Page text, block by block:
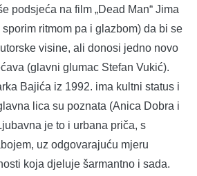
podsjeća na film „Dead Man“ Jima
ritmom pa i glazbom) da bi se
visine, ali donosi jedno novo
(glavni glumac Stefan Vukić).
Bajića iz 1992. ima kultni status i
lica su poznata (Anica Dobra i
je to i urbana priča, s
uz odgovarajuću mjeru
koja djeluje šarmantno i sada.